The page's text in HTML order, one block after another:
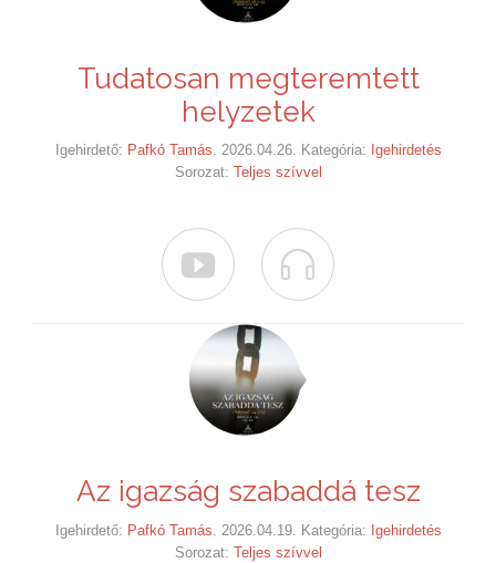
Tudatosan megteremtett
helyzetek
Igehirdető: Pafkó Tamás. 2026.04.26. Kategória: Igehirdetés
Sorozat: Teljes szívvel
 
Az igazság szabaddá tesz
Igehirdető: Pafkó Tamás . 2026.04.19. Kategória: Igehirdetés
Sorozat: Teljes szívvel